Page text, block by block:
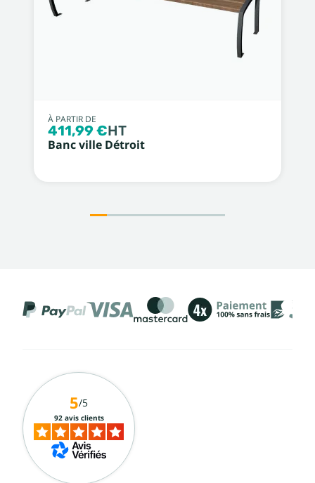
À PARTIR DE
411,99 €HT
Banc ville Détroit
5/5
92 avis clients